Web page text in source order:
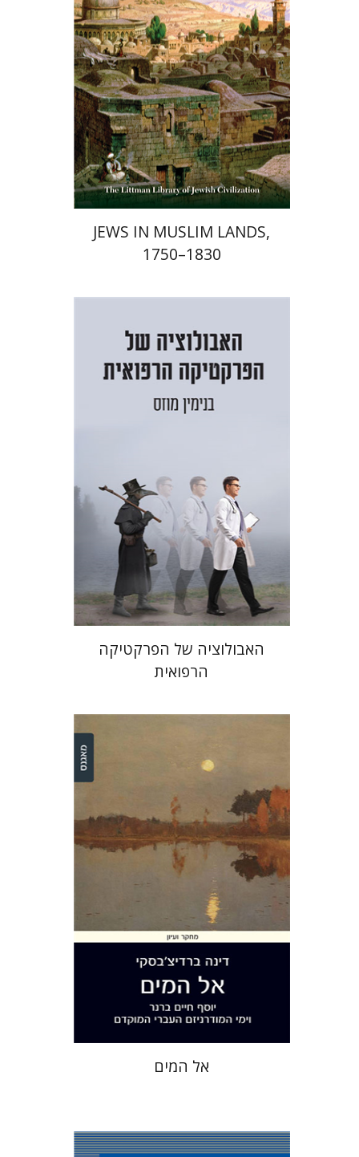
הנחת אתר ספר מודפס
$65
$58
JEWS IN MUSLIM LANDS,
1750–1830
בנימין מוזס
הנחת אתר ספר מודפס
$42
$38
האבולוציה של הפרקטיקה
הרפואית
דינה ברדיצ'בסקי
הנחת אתר ספר מודפס
$31
$28
אל המים